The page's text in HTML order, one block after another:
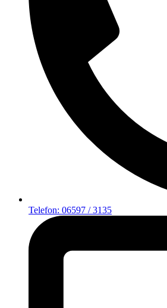
Telefon: 06597 / 3135